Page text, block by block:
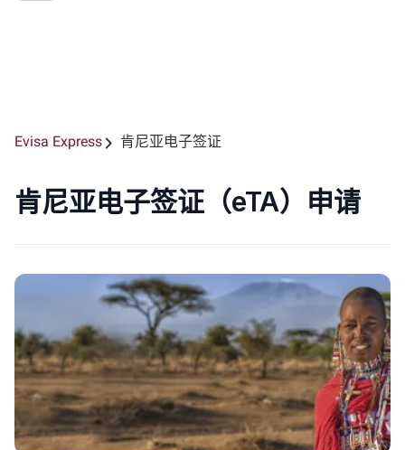
Evisa Express 肯尼亚电子签证
肯尼亚电子签证（eTA）申请